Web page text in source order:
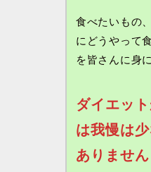
食べたいもの
にどうやって
を皆さんに身
ダイエッ
は我慢は
ありません